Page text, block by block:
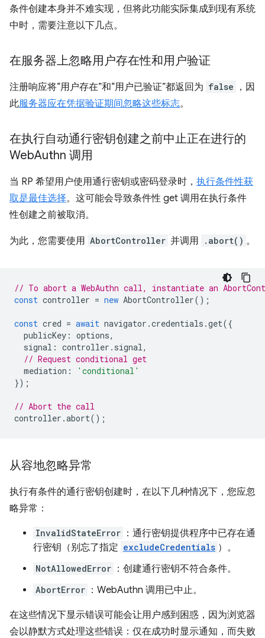
条件创建本身并不难实现，但将此功能实际集成到现有系统
中时，需要注意以下几点。
在服务器上忽略用户存在性和用户验证
注册响应将“用户存在”和“用户已验证”都返回为 false
，因
此服务器应在凭据验证期间忽略这些标志。
在执行自动通行密钥创建之前中止正在进行的
WebAuthn 调用
当 RP 希望用户使用通行密钥或密码登录时， 执行条件性获
取是最佳选择。这可能会导致条件性 get 调用在执行条件
性创建之前被取消。
为此，您需要使用 AbortController 并调用 .abort() 。
// To abort a WebAuthn call, instantiate an
const controller = new AbortController();
const cred = await navigator .credentials .get({
publicKey : options,
signal : controller . signal ,
// Request conditional get
mediation :
'conditional'
});
// Abort the call
controller .abort();
从容地忽略异常
执行有条件的通行密钥创建时，在以下几种情况下，您应忽
略异常：
InvalidStateError ：通行密钥提供程序中已存在通
行密钥（别忘了指定 excludeCredentials ）。
NotAllowedError ：创建通行密钥不符合条件。
AbortError ：WebAuthn 调用已中止。
在这些情况下显示错误可能会让用户感到困惑，因为浏览器
会以静默方式处理这些错误：仅在成功时显示通知，而失败